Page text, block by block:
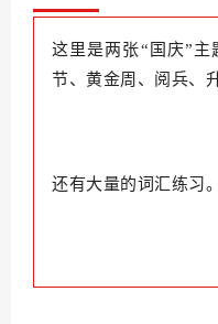
这里是两张“国庆”
节、黄金周、阅兵、
还有大量的词汇练习。